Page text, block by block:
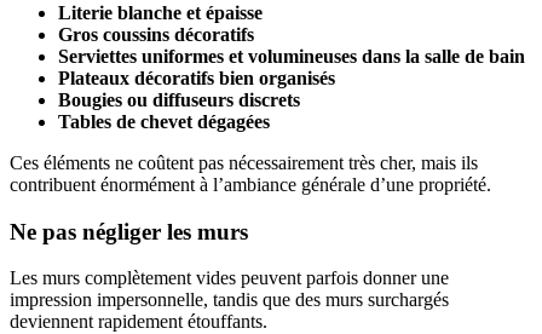
Literie blanche et épaisse
Gros coussins décoratifs
Serviettes uniformes et volumineuses dans la salle de bain
Plateaux décoratifs bien organisés
Bougies ou diffuseurs discrets
Tables de chevet dégagées
Ces éléments ne coûtent pas nécessairement très cher, mais ils
contribuent énormément à l’ambiance générale d’une propriété.
Ne pas négliger les murs
Les murs complètement vides peuvent parfois donner une
impression impersonnelle, tandis que des murs surchargés
deviennent rapidement étouffants.